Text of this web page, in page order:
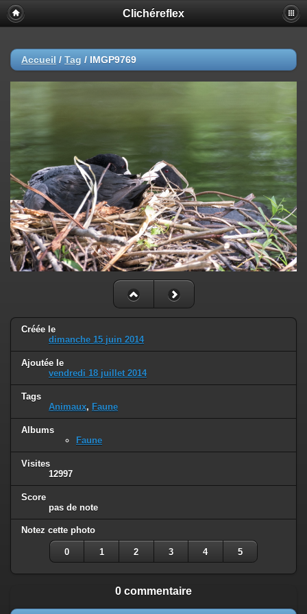
Clichéreflex
Accueil / Tag / IMGP9769
Créée le
dimanche 15 juin 2014
Ajoutée le
vendredi 18 juillet 2014
Tags
Animaux, Faune
Albums
Faune
Visites
12997
Score
pas de note
Notez cette photo
0 1 2 3 4 5
0 commentaire